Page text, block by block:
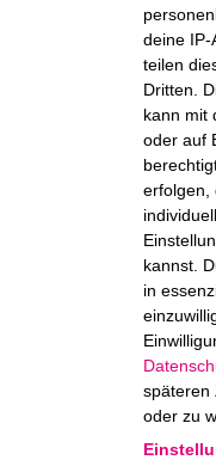
deine IP-
teilen
Dritten.
kann mit
oder auf
erfolgen,
kannst.
in
späteren
oder zu